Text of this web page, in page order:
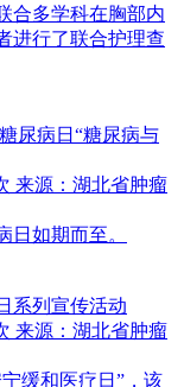
合多学科在胸部内
进行了联合护理查
尿病日“糖尿病与
来源：湖北省肿瘤
日如期而至。
系列宣传活动
来源：湖北省肿瘤
缓和医疗日”，该